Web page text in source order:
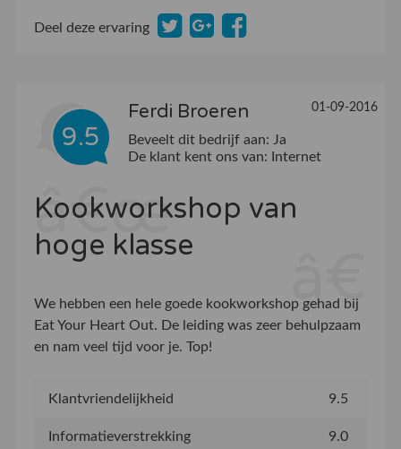
Deel deze ervaring
9.5
Ferdi Broeren 01-09-2016
Beveelt dit bedrijf aan: Ja
De klant kent ons van:
Internet
Kookworkshop van
hoge klasse
We hebben een hele goede kookworkshop gehad bij
Eat Your Heart Out. De leiding was zeer behulpzaam
en nam veel tijd voor je. Top!
Klantvriendelijkheid 9.5
Informatieverstrekking 9.0